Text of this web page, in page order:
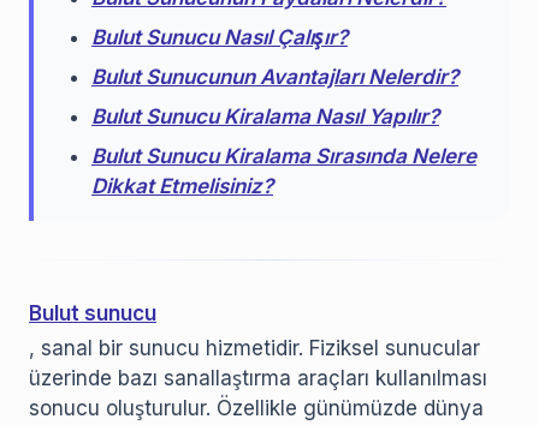
Bulut Sunucu Nasıl Çalışır?
Bulut Sunucunun Avantajları Nelerdir?
Bulut Sunucu Kiralama Nasıl Yapılır?
Bulut Sunucu Kiralama Sırasında Nelere
Dikkat Etmelisiniz?
Bulut sunucu
, sanal bir sunucu hizmetidir. Fiziksel sunucular
üzerinde bazı sanallaştırma araçları kullanılması
sonucu oluşturulur. Özellikle günümüzde dünya